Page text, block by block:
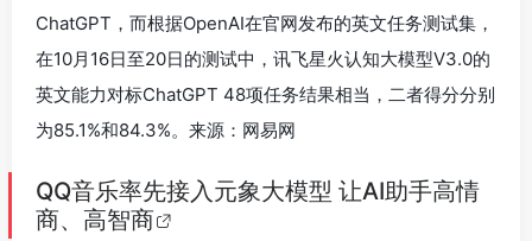
ChatGPT，而根据OpenAI在官网发布的英文任务测试集，
在10月16日至20日的测试中，讯飞星火认知大模型V3.0的
英文能力对标ChatGPT 48项任务结果相当，二者得分分别
为85.1%和84.3%。来源：网易网
QQ音乐率先接入元象大模型 让AI助手高情
商、高智商